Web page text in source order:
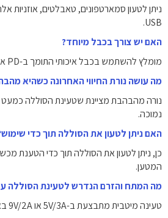
ניתן לטעון סמארטפונים, טאבלטים, אוזניות
USB.
האם יש צורך בכבל מיוחד?
מומלץ להשתמש בכבל איכותי התומך ב-PD או QC לקבלת טעינה מיטבית.
מה עושה נורת החיווי האחרונה כשהיא
נורה מהבהבת מציינת שטעינת הסוללה
נמוכה.
האם ניתן לטעון את הסוללה תוך כדי
כן, ניתן לטעון את הסוללה תוך כדי הטענת
המטען.
מה המתח והזרם הנדרש לטעינת הסוללה
טעינה מיטבית מתבצעת ב-5V/3A או 9V/2A באמצעות מטען תומך PD.